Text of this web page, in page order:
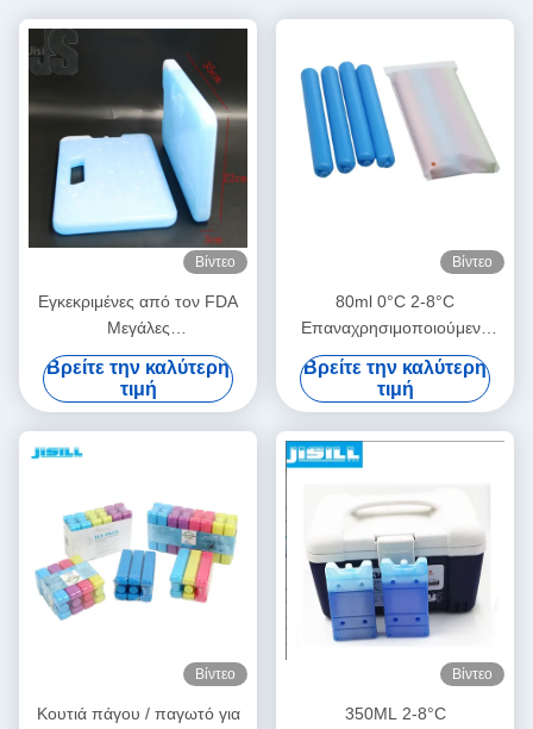
Βίντεο
Εγκεκριμένες από τον FDA
Μεγάλες
Επαναχρησιμοποιούμενες
Παγοκύστες για Ιατρική
Μεταφορά Τροφίμων
Ανθεκτικές, Στεγανές,
Προσαρμοσμένου Σχήματος
Βρείτε την καλύτερη
τιμή
Βίντεο
80ml 0°C 2-8°C
Επαναχρησιμοποιούμενο
μονωμένο πακέτο πάγου
ψύξης κρέατος τροφίμων για
ιατρική χρήση σε
εξωτερικούς χώρους, ψύξη
μητρικού γάλακτος
Βρείτε την καλύτερη
τιμή
Βίντεο
Κουτιά πάγου / παγωτό για
Βίντεο
350ML 2-8°C